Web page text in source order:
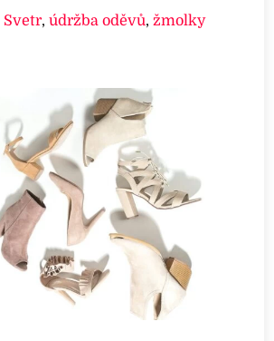
Svetr,údržba oděvů, žmolky